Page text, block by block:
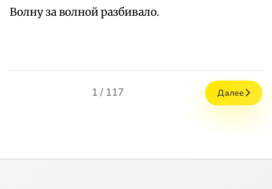
Волну за волной разбивало.
1 / 117 Далее